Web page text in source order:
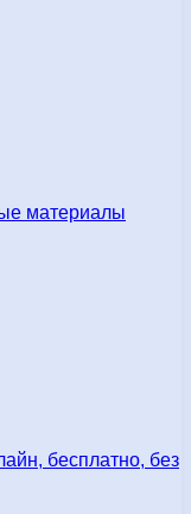
материалы
бесплатно, без